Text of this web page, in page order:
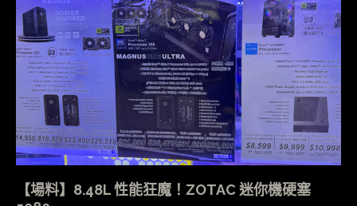
【場料】8.48L 性能狂魔！ZOTAC 迷你機硬塞